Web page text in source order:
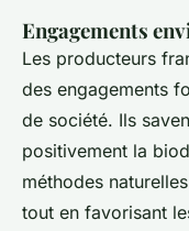
Engagements
Les producteurs
des engagements
de société. Ils
positivement la
méthodes
tout en favorisant